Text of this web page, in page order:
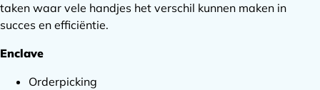
taken waar vele handjes het verschil kunnen maken in
succes en efficiëntie.
Enclave
Orderpicking